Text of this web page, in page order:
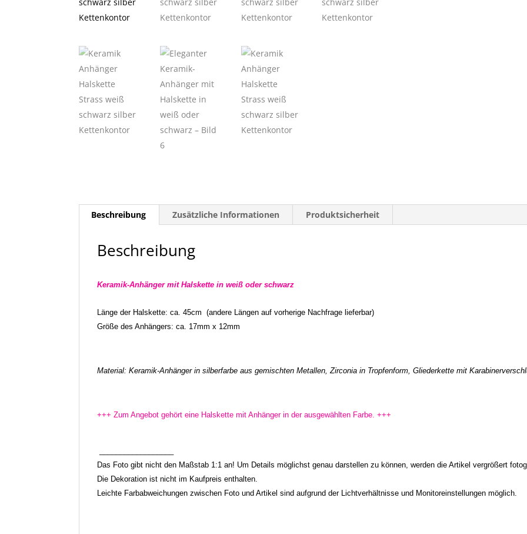
Beschreibung Zusätzliche Informationen Produktsicherheit
Beschreibung
Keramik-Anhänger mit Halskette in weiß oder schwarz
Länge der Halskette: ca. 45cm
(andere Längen auf vorherige Nachfrage lieferbar)
Größe des Anhängers: ca. 17mm x 12mm
Material: Keramik-Anhängerin silberfarbe aus gemischten Metallen, Zirconia in Tropfenform, Gliederkette mit
+++ Zum Angebot gehört eine Halskette mit Anhänger in der ausgewählten Farbe. +++
Das Foto gibt nicht den Maßstab 1:1 an! Um Details möglichst genau darstellen zu können, werden die Artikel vergrößert
Die Dekoration ist nicht im Kaufpreis enthalten.
Leichte Farbabweichungen zwischen Foto und Artikel sind aufgrund der Lichtverhältnisse und Monitoreinstellungen möglich.